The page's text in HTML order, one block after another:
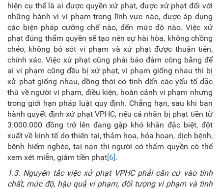
hiện cụ thể là ai được quyền xử phạt, được xử phạt đối với
những hành vi vi phạm trong lĩnh vực nào, được áp dụng
các biện pháp cưỡng chế nào, đến mức độ nào. Việc xử
phạt đúng thẩm quyền sẽ tạo nên sự hài hòa, không chồng
chéo, không bỏ sót vi phạm và xử phạt được thuận tiện,
chính xác. Việc xử phạt cũng phải bảo đảm công bằng để
ai vi phạm cũng đều bị xử phạt, vi phạm giống nhau thì bị
xử phạt giống nhau, đồng thời có tính đến các yếu tố đặc
thù về người vi phạm, điều kiện, hoàn cảnh vi phạm nhưng
trong giới hạn pháp luật quy định. Chẳng hạn, sau khi ban
hành quyết định xử phạt VPHC, nếu cá nhân bị phạt tiền từ
3.000.000 đồng trở lên đang gặp khó khăn đặc biệt, đột
xuất về kinh tế do thiên tại, thảm họa, hỏa hoạn, dịch bệnh,
bệnh hiểm nghèo, tai nạn thì người có thẩm quyền có thể
xem xét miễn, giảm tiền phạt[6].
1.3. Nguyên tắc việc xử phạt VPHC phải căn cứ vào tính
chất, mức độ, hậu quả vi phạm, đối tượng vi phạm và tình